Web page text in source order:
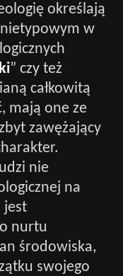
określają
w
” czy też
całkowitą
mają one ze
zawężający
nie
na
jest
nurtu
środowiska,
swojego